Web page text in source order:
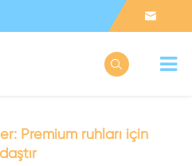


Premium ruhları için